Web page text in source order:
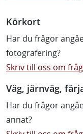
Körkort
Har du frågor
fotografering?
Skriv till oss om
Väg, järnväg,
Har du frågor
annat?